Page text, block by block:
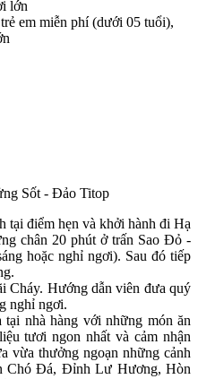
lớn
em miễn phí (dưới 05 tuổi),
Sốt - Đảo Titop
tại điểm hẹn và khởi hành đi Hạ
chân 20 phút ở trấn Sao Đỏ -
hoặc nghỉ ngơi). Sau đó tiếp
Cháy. Hướng dẫn viên đưa quý
nghỉ ngơi.
nhà hàng với những món ăn
tươi ngon nhất và cảm nhận
vừa thưởng ngoạn những cảnh
Chó Đá, Đỉnh Lư Hương, Hòn